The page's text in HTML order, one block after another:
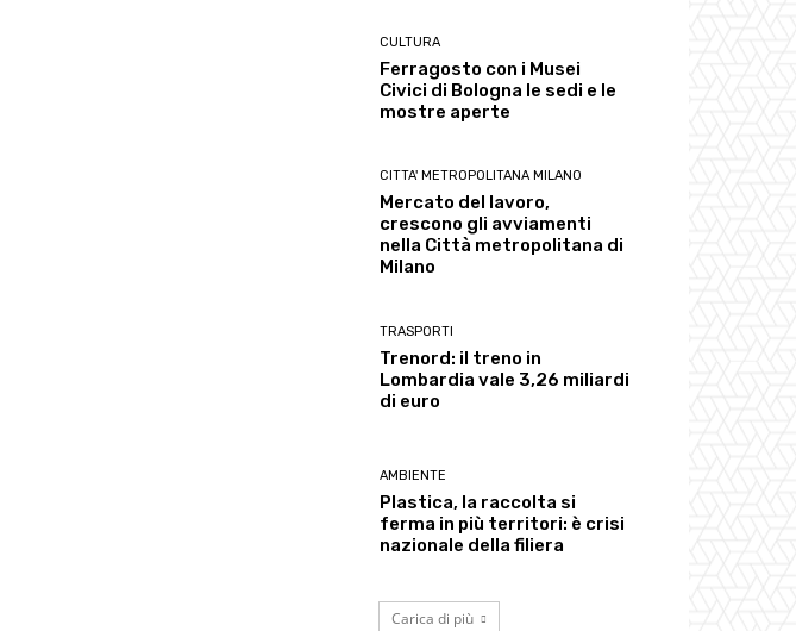
CULTURA
Ferragosto con i Musei
Civici di Bologna le sedi e le
mostre aperte
CITTA' METROPOLITANA MILANO
Mercato del lavoro,
crescono gli avviamenti
nella Città metropolitana di
Milano
TRASPORTI
Trenord: il treno in
Lombardia vale 3,26 miliardi
di euro
AMBIENTE
Plastica, la raccolta si
ferma in più territori: è crisi
nazionale della filiera
Carica di più